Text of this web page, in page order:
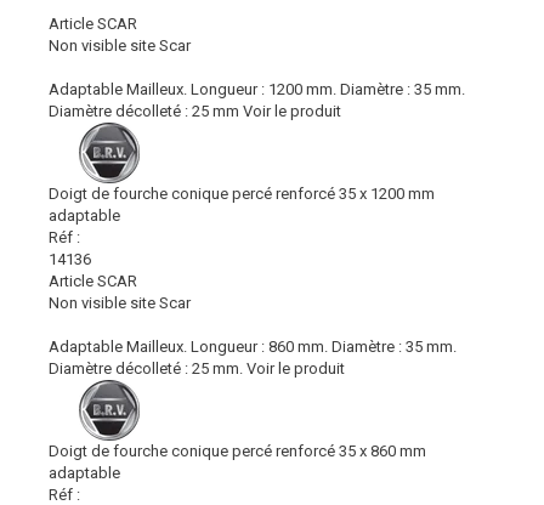
Article SCAR
Non visible site Scar
Adaptable Mailleux. Longueur : 1200 mm. Diamètre : 35 mm.
Diamètre décolleté : 25 mm Voir le produit
Doigt de fourche conique percé renforcé 35 x 1200 mm
adaptable
Réf :
14136
Article SCAR
Non visible site Scar
Adaptable Mailleux. Longueur : 860 mm. Diamètre : 35 mm.
Diamètre décolleté : 25 mm. Voir le produit
Doigt de fourche conique percé renforcé 35 x 860 mm
adaptable
Réf :